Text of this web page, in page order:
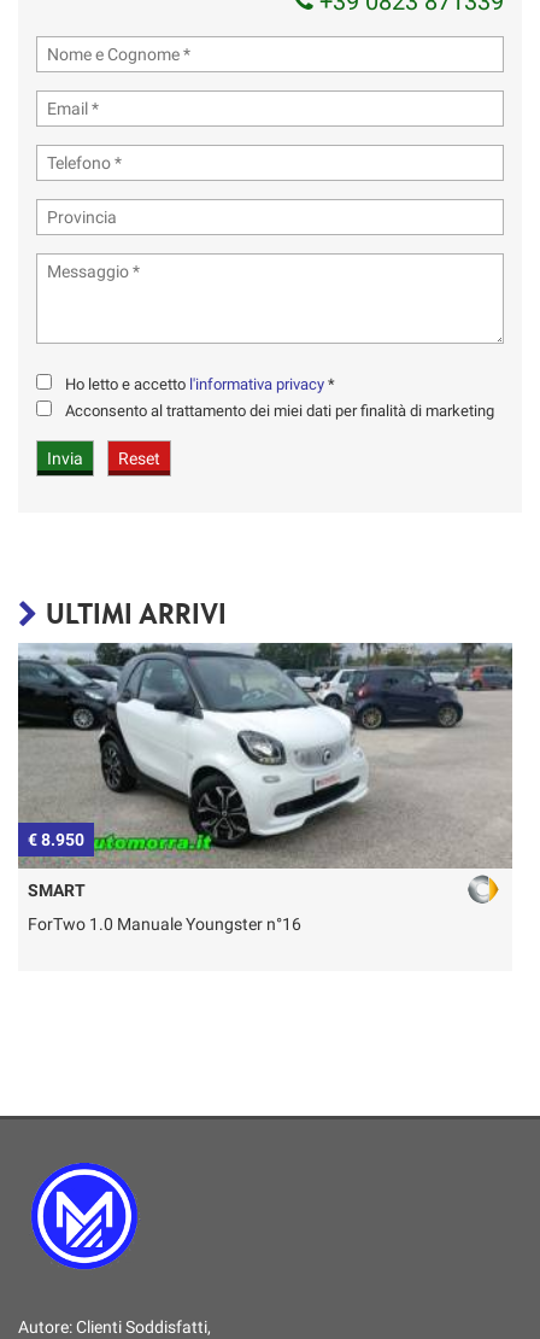
Ho letto e accetto l'informativa privacy *
Acconsento al trattamento dei miei dati per finalità di marketing
ULTIMI ARRIVI
€ 8.950
SMART
ForTwo 1.0 Manuale Youngster n°16
Autore:Clienti Soddisfatti,